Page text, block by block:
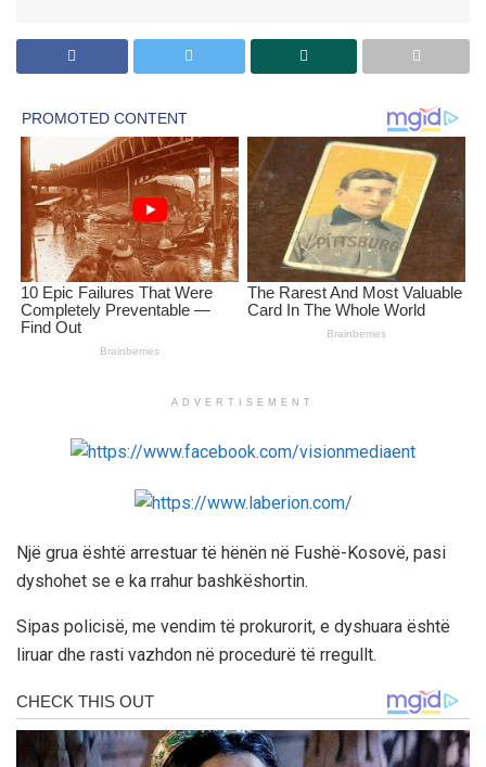
ADVERTISEMENT
Një grua është arrestuar të hënën në Fushë-Kosovë, pasi
dyshohet se e ka rrahur bashkëshortin.
Sipas policisë, me vendim të prokurorit, e dyshuara është
liruar dhe rasti vazhdon në procedurë të rregullt.